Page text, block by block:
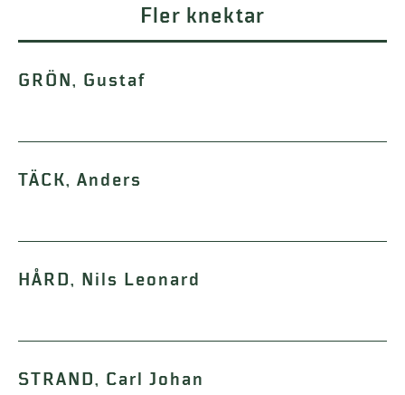
Fler knektar
GRÖN, Gustaf
TÄCK, Anders
HÅRD, Nils Leonard
STRAND, Carl Johan